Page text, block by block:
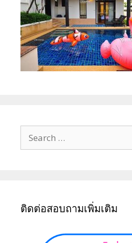
ติดต่อสอบถามเพิ่มเติม